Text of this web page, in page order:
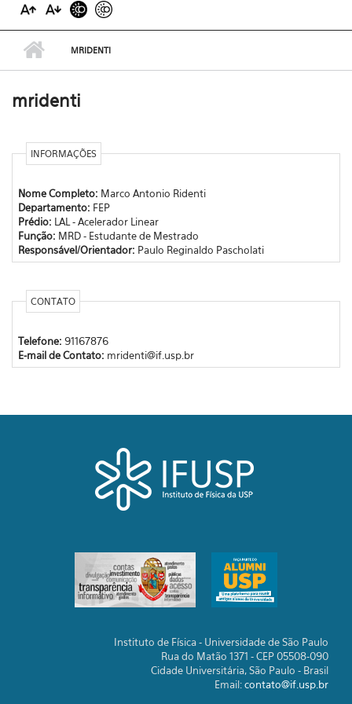
MRIDENTI
mridenti
INFORMAÇÕES
Nome Completo: Marco Antonio Ridenti
Departamento: FEP
Prédio: LAL - Acelerador Linear
Função: MRD - Estudante de Mestrado
Responsável/Orientador: Paulo Reginaldo Pascholati
CONTATO
Telefone: 91167876
E-mail de Contato: mridenti@if.usp.br
Instituto de Física - Universidade de São Paulo
Rua do Matão 1371 - CEP 05508-090
Cidade Universitária, São Paulo - Brasil
Email:contato@if.usp.br